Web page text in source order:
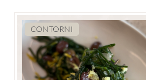
CONTORNI